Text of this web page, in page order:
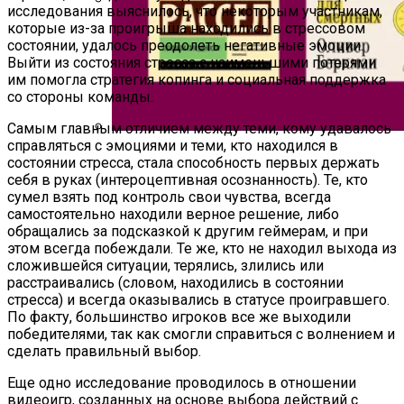
Сахара) От Be First
Рейтинг Лучших Частных Гидов
Маврикия
Нон-Фикшн Новой Волны: От
Саморазвития К Искусству Жить
исследования выяснилось, что некоторым участникам,
которые из-за проигрыша находились в стрессовом
состоянии, удалось преодолеть негативные эмоции.
Выйти из состояния стресса с наименьшими потерями
им помогла стратегия копинга и социальная поддержка
со стороны команды.
Самым главным отличием между теми, кому удавалось
справляться с эмоциями и теми, кто находился в
состоянии стресса, стала способность первых держать
себя в руках (интероцептивная осознанность). Те, кто
сумел взять под контроль свои чувства, всегда
самостоятельно находили верное решение, либо
обращались за подсказкой к другим геймерам, и при
этом всегда побеждали. Те же, кто не находил выхода из
сложившейся ситуации, терялись, злились или
расстраивались (словом, находились в состоянии
стресса) и всегда оказывались в статусе проигравшего.
По факту, большинство игроков все же выходили
победителями, так как смогли справиться с волнением и
сделать правильный выбор.
Еще одно исследование проводилось в отношении
видеоигр, созданных на основе выбора действий с